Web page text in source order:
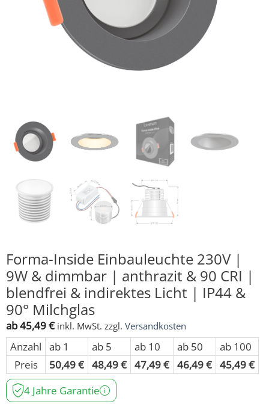
Forma-Inside Einbauleuchte 230V |
9W & dimmbar | anthrazit & 90 CRI |
blendfrei & indirektes Licht | IP44 &
90° Milchglas
ab45,49€ inkl. MwSt. zzgl. Versandkosten
Anzahl ab 1 ab 5 ab 10 ab 50
ab 100
Preis
50,49€ 48,49€ 47,49€ 46,49€ 45,49€
4 Jahre Garantie